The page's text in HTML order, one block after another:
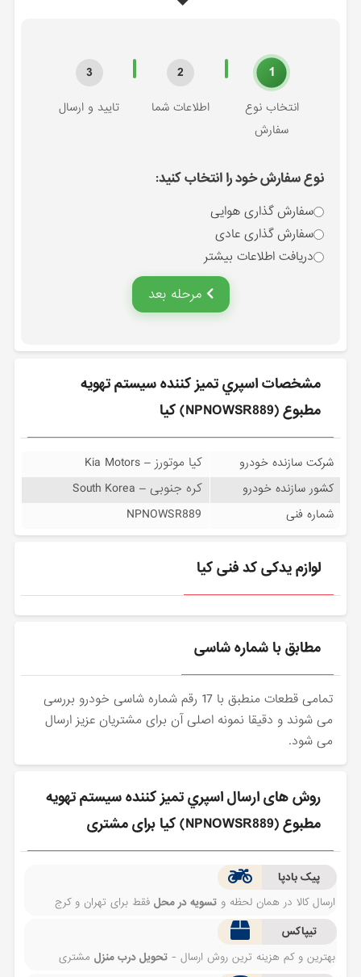
1
انتخاب نوع
سفارش
2
اطلاعات شما
3
تایید و ارسال
نوع سفارش خود را انتخاب کنید:
سفارش گذاری هوایی
سفارش گذاری عادی
دریافت اطلاعات بیشتر
مرحله بعد
مشخصات اسپري تميز كننده سيستم تهويه
مطبوع (NPNOWSR889) کیا
شرکت سازنده خودرو کیا موتورز – Kia Motors
کشور سازنده خودرو کره جنوبی – South Korea
شماره فنی NPNOWSR889
لوازم یدکی کد فنی کیا
مطابق با شماره شاسی
تمامی قطعات منطبق با 17 رقم شماره شاسی خودرو بررسی
می شوند و دقیقا نمونه اصلی آن برای مشتریان عزیز ارسال
می شود.
روش های ارسال اسپري تميز كننده سيستم تهويه
مطبوع (NPNOWSR889) کیا برای مشتری
پیک بادپا
ارسال کالا در همان لحظه وتسویه در محل فقط برای تهران و کرج
تیپاکس
بهترین و کم هزینه ترین روش ارسال -تحویل درب منزل مشتری